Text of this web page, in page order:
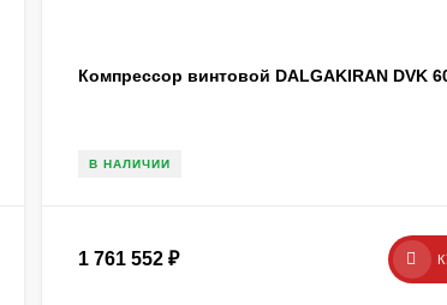
Компрессор винтовой DALGAKIRAN DVK
В НАЛИЧИИ
1 761 552 ₽